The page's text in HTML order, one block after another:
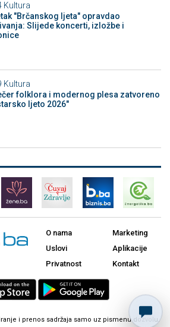
Kultura
"Brčanskog ljeta" opravdao
Slijede koncerti, izložbe i
Kultura
folklora i modernog plesa zatvoreno
ljeto 2026"
O nama
Uslovi
Privatnost
Marketing
Aplikacije
Kontakt
i prenos sadržaja samo uz pismenu dozvolu.